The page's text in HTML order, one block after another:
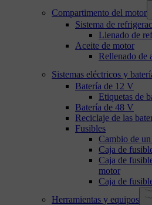
Compartimento del motor
Sistema de
Llenado de
Aceite de motor
Rellenado de
Sistemas eléctricos y
Batería de 12 V
Etiquetas de
Batería de 48 V
Reciclaje de las
Fusibles
Cambio de
Caja de
Caja de
motor
Caja de
Herramientas y equipos